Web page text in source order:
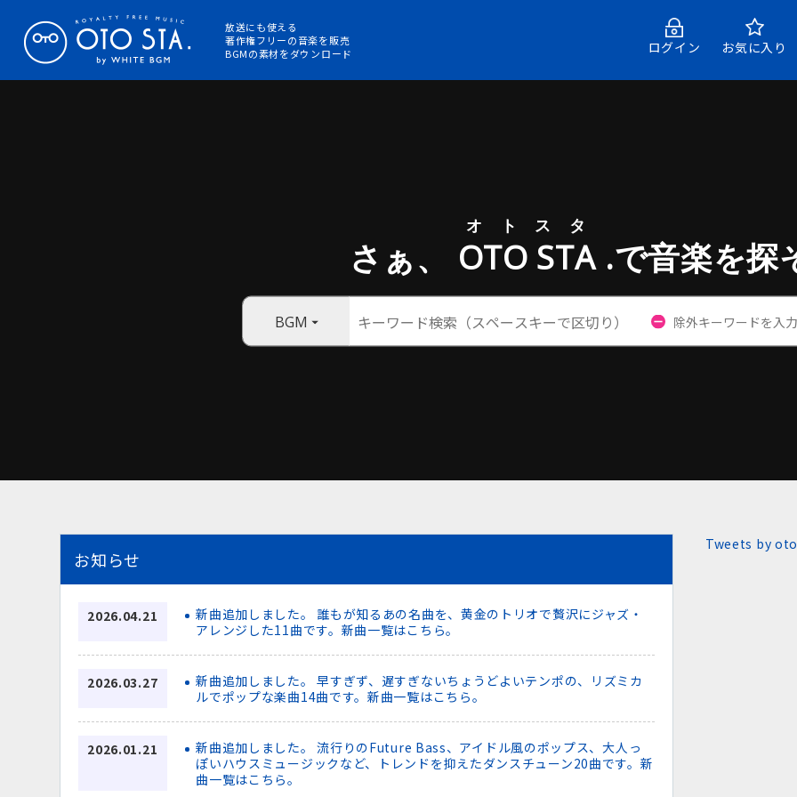
放送にも使える
著作権フリーの音楽を販売
BGMの素材をダウンロード
ログイン お気に入り
さぁ、 OTO STA
オトスタ
.で音楽を探
BGM
お知らせ
2026.04.21
新曲追加しました。 誰もが知るあの名曲を、黄金のトリオで贅沢にジャズ・
アレンジした11曲です。新曲一覧はこちら。
2026.03.27
新曲追加しました。 早すぎず、遅すぎないちょうどよいテンポの、リズミカ
ルでポップな楽曲14曲です。新曲一覧はこちら。
2026.01.21
新曲追加しました。 流行りのFuture Bass、アイドル風のポップス、大人っ
ぽいハウスミュージックなど、トレンドを抑えたダンスチューン20曲です。新
曲一覧はこちら。
Tweets by